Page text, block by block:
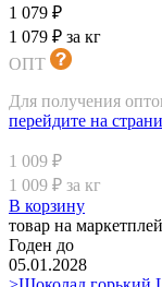
1 079 ₽
1 079 ₽ за кг
ОПТ
Для получения
перейдите на
1 009 ₽
1 009 ₽ за кг
В корзину
товар на
Годен до
05.01.2028